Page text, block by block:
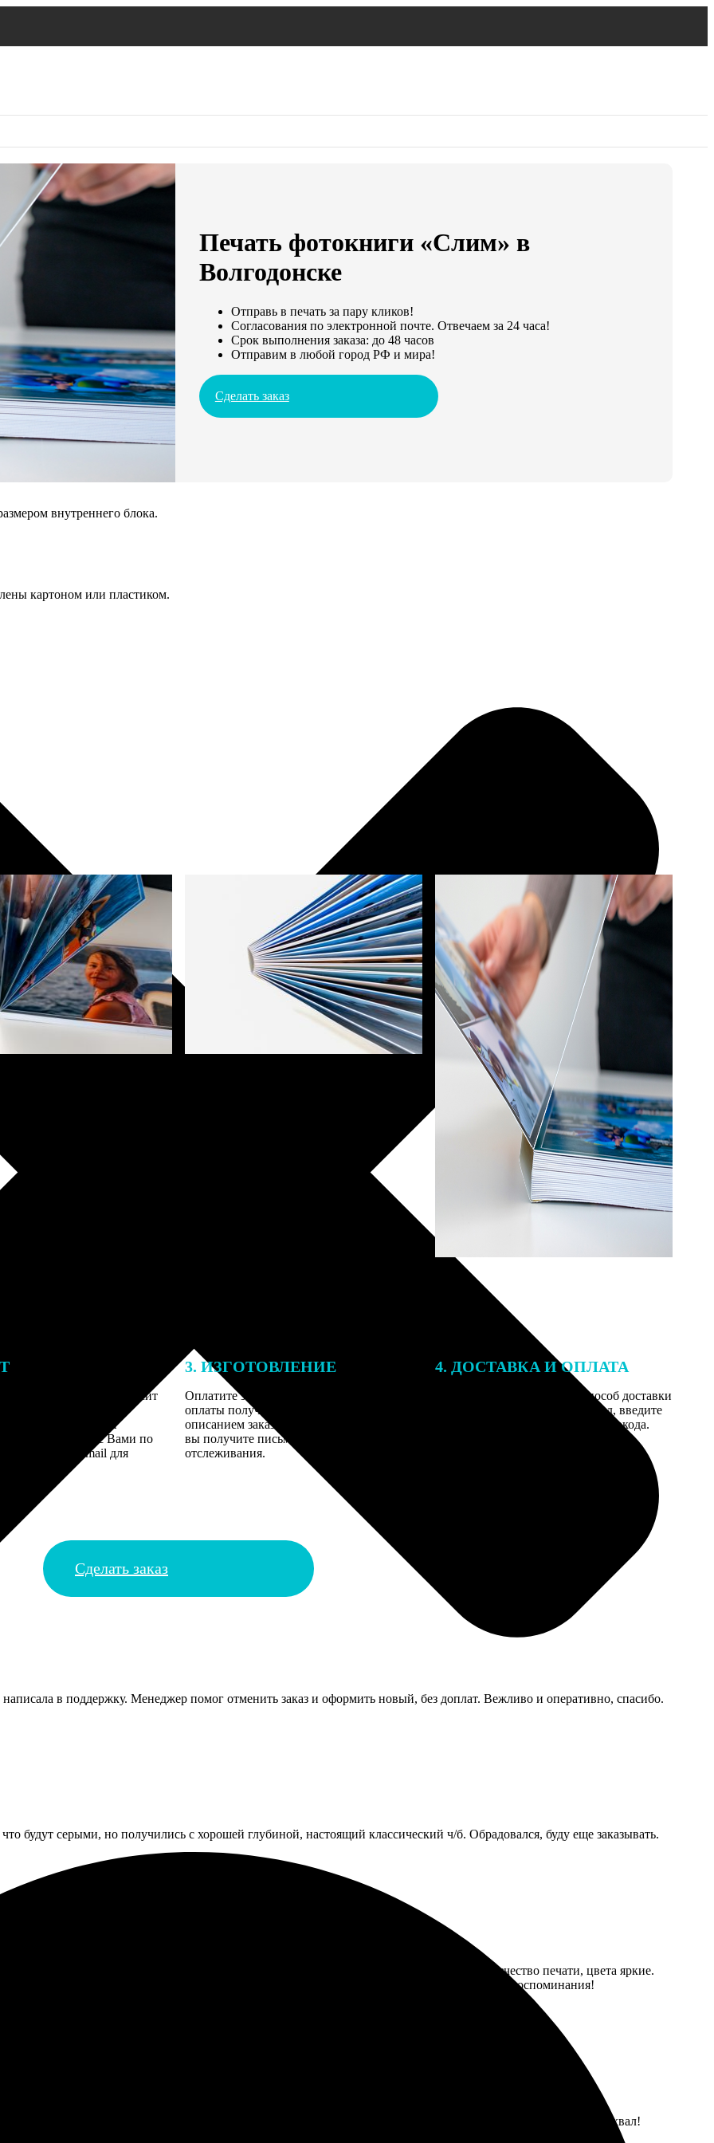
Печать фотокниги «Слим» в
Волгодонске
Отправь в печать за пару кликов!
Согласования по электронной почте. Отвечаем за 24 часа!
Срок выполнения заказа: до 48 часов
Отправим в любой город РФ и мира!
Сделать заказ
внутреннего блока.
картоном или пластиком.
ФотоКниги зависит
заказа к печати наши
могут связаться с Вами по
телефону или email для
3. ИЗГОТОВЛЕНИЕ
Оплатите заказ банковской картой. После
оплаты получите подтверждение на email с
описанием заказа. Когда отправим заказ
вы получите письмо с трек-номером для
отслеживания.
4. ДОСТАВКА И ОПЛАТА
Введите адрес и выберите способ доставки
заказа. Если у вас есть промокод, введите
его в специальное поле для промокода.
Сделать заказ
написала в поддержку. Менеджер помог отменить заказ и оформить новый, без доплат. Вежливо и оперативно, спасибо.
будут серыми, но получились с хорошей глубиной, настоящий классический ч/б. Обрадовался, буду еще заказывать.
стильно и аккуратно. Всё быстро обработали, без задержек. Приятно удивило качество печати, цвета яркие.
Получила заказ в срок, аккуратно упаковано. Рекомендую тем, кто хочет сохранить воспоминания!
сделали быстро. Весь процесс очень прост: выбрала фото, оформила онлайн. Качество печати выше всяких похвал!
вовремя, без проблем. Обязательно закажу снова, рекомендую всем!